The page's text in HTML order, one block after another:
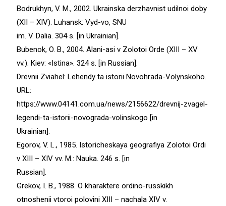
Bodrukhyn, V. M., 2002. Ukrainska derzhavnist udilnoi doby
(ХII – ХIV). Luhansk: Vyd-vo, SNU
im. V. Dalia. 304 s. [in Ukrainian].
Bubenok, O. B., 2004. Alani-asi v Zolotoi Orde (ХIII – XV
vv.). Kiev: «Istina». 324 s. [in Russian].
Drevnii Zviahel: Lehendy ta istorii Novohrada-Volynskoho.
URL:
https://www.04141.com.ua/news/2156622/drevnij-zvagel-
legendi-ta-istorii-novograda-volinskogo [in
Ukrainian].
Egorov, V. L., 1985. Istoricheskaya geografiya Zolotoi Ordi
v XIII – XIV vv. M.: Nauka. 246 s. [in
Russian].
Grekov, I. B., 1988. O kharaktere ordino-russkikh
otnoshenii vtoroi polovini XIII – nachala XIV v.